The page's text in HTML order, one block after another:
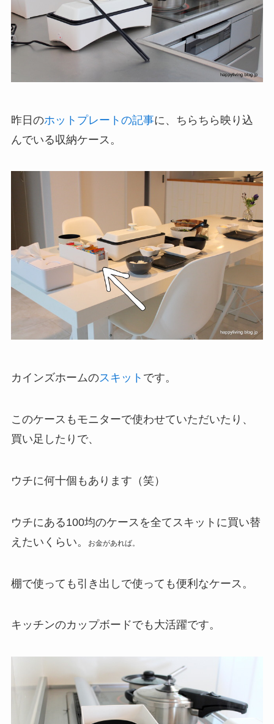
昨日のホットプレートの記事に、ちらちら映り込
んでいる収納ケース。
カインズホームのスキット です。
このケースもモニターで使わせていただいたり、
買い足したりで、
ウチに何十個もあります（笑）
ウチにある100均のケースを全てスキットに買い替
えたいくらい。
お金があれば。
棚で使っても引き出しで使っても便利なケース。
キッチンのカップボードでも大活躍です。